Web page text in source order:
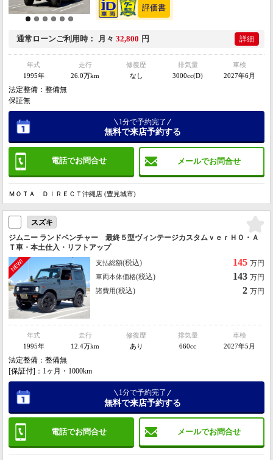
通常ローンご利用時 月々 32,800 円 詳細
年式
1995年
走行
26.0万km
修復歴
なし
排気量
3000cc(D)
車検
2027年6月
法定整備：整備無
保証無
電話でお問合せ メールでお問合せ
1分で予約完了
無料で来店予約する
ＭＯＴＡ ＤＩＲＥＣＴ沖縄店 (豊見城市)
スズキ
ジムニー ランドベンチャー 最終５型ヴィンテージカスタムｖｅｒＨ０・Ａ
Ｔ車・本土仕入・リフトアップ
支払総額(税込) 145 万円
車両本体価格(税込) 143 万円
諸費用(税込) 2 万円
年式
1995年
走行
12.4万km
修復歴
あり
排気量
660cc
車検
2027年5月
法定整備：整備無
[保証付]：1ヶ月・1000km
電話でお問合せ メールでお問合せ
1分で予約完了
無料で来店予約する